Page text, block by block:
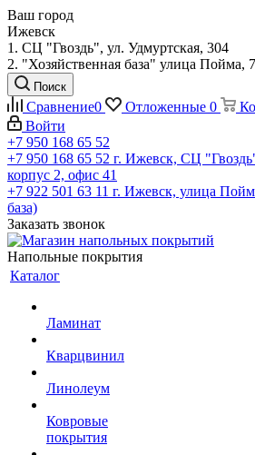
Ваш город
Ижевск
1. СЦ "Гвоздь", ул. Удмуртская, 304
2. "Хозяйственная база" улица Пойма, 7
Поиск
Сравнение0 Отложенные 0
Войти
+7 950 168 65 52
+7 950 168 65 52 г. Ижевск, СЦ
корпус 2, офис 41
+7 922 501 63 11 г. Ижевск, улица
база)
Заказать звонок
Напольные покрытия
Каталог
Ламинат
Кварцвинил
Линолеум
Ковровые
покрытия